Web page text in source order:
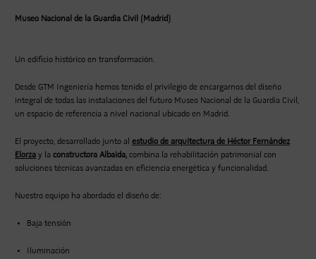
Museo Nacional de la Guardia Civil (Madrid)
Un edificio histórico en transformación.
Desde GTM Ingeniería hemos tenido el privilegio de encargarnos del diseño
integral de todas las instalaciones del futuro Museo Nacional de la Guardia Civil,
un espacio de referencia a nivel nacional ubicado en Madrid.
El proyecto, desarrollado junto al estudio de arquitectura de Héctor Fernández
Elorzay la constructora Albaida,combina la rehabilitación patrimonial con
soluciones técnicas avanzadas en eficiencia energética y funcionalidad.
Nuestro equipo ha abordado el diseño de:
Baja tensión
Iluminación